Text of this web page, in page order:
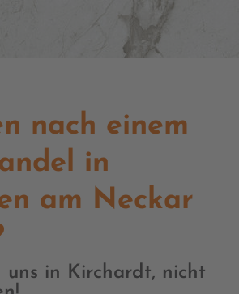
nach einem
in
am Neckar
uns in Kirchardt, nicht